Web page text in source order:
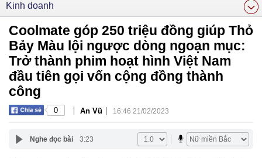
Kinh doanh
Coolmate góp 250 triệu đồng giúp Thỏ
Bảy Màu lội ngược dòng ngoạn mục:
Trở thành phim hoạt hình Việt Nam
đầu tiên gọi vốn cộng đồng thành
công
0 | An Vũ | 16:46 21/02/2023
Nghe đọc bài 3:23